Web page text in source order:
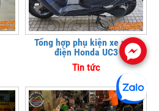
Tổng hợp phụ kiện xe máy
điện Honda UC3
Tin tức
.